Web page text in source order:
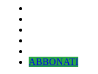
ABBONATI